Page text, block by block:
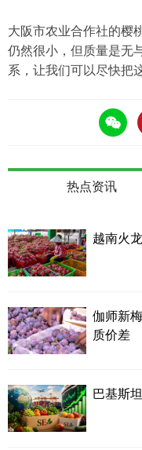
大阪市农业合作社的樱
仍然很小，但质量是无
系，让我们可以尽快把
热点资讯
越南火
伽师新
质价差
巴基斯